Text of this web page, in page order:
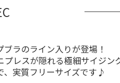
ラのライン入りが登場！
レスが隠れる極細サイジン
、実質フリーサイズです♪